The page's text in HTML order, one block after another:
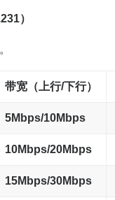
）
带宽 （上行/下行）
5Mbps/10M bps
10Mbps/20M bps
15Mbps/30M bps